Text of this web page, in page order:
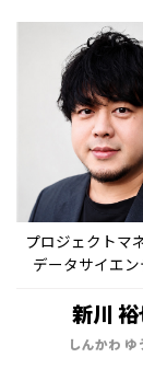
プロジェクトマ
データサイエン
新川
しんかわ ゆ